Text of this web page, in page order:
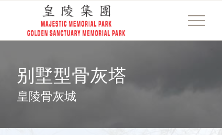
别墅型骨灰塔
皇陵骨灰城